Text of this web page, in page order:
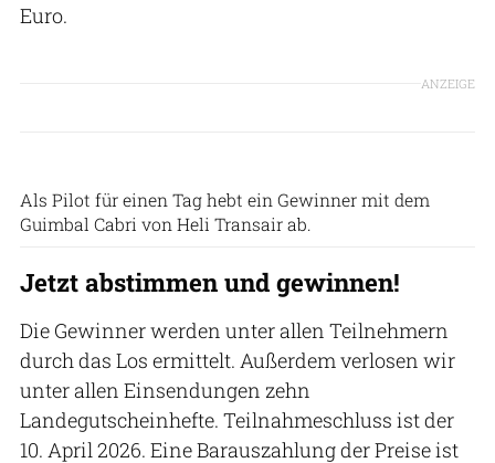
Euro.
ANZEIGE
Als Pilot für einen Tag hebt ein Gewinner mit dem
Guimbal Cabri von Heli Transair ab.
Jetzt abstimmen und gewinnen!
Die Gewinner werden unter allen Teilnehmern
durch das Los ermittelt. Außerdem verlosen wir
unter allen Einsendungen zehn
Landegutscheinhefte. Teilnahmeschluss ist der
10. April 2026. Eine Barauszahlung der Preise ist